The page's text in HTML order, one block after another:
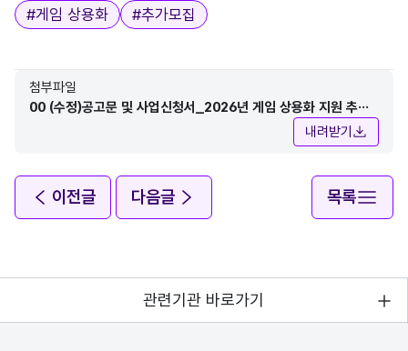
태그
#게임 상용화 #추가모집
첨부파일
00 (수정)공고문 및 사업신청서_2026년 게임 상용화 지원 추가
내려받기
이전글 다음글 목록
관련기관 바로가기